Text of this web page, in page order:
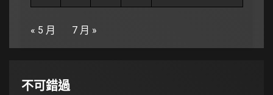
« 5 月 7 月 »
不可錯過